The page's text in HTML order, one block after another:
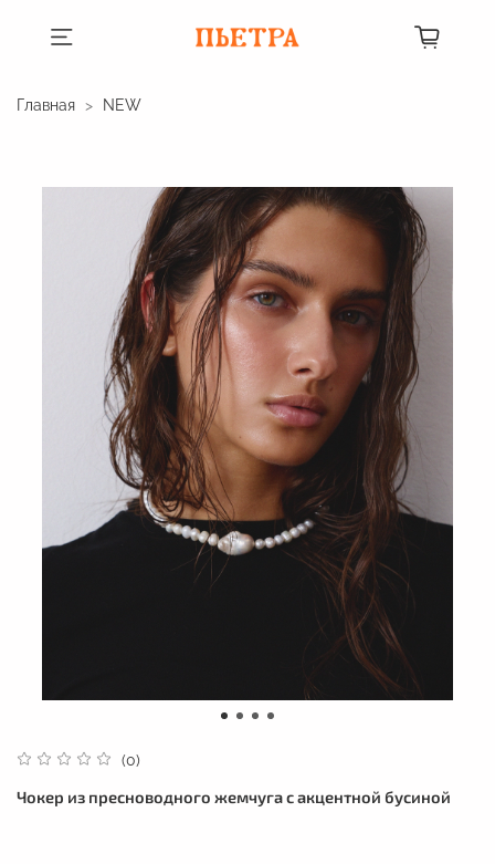
Главная NEW
(0)
Чокер из пресноводного жемчуга с акцентной бусиной